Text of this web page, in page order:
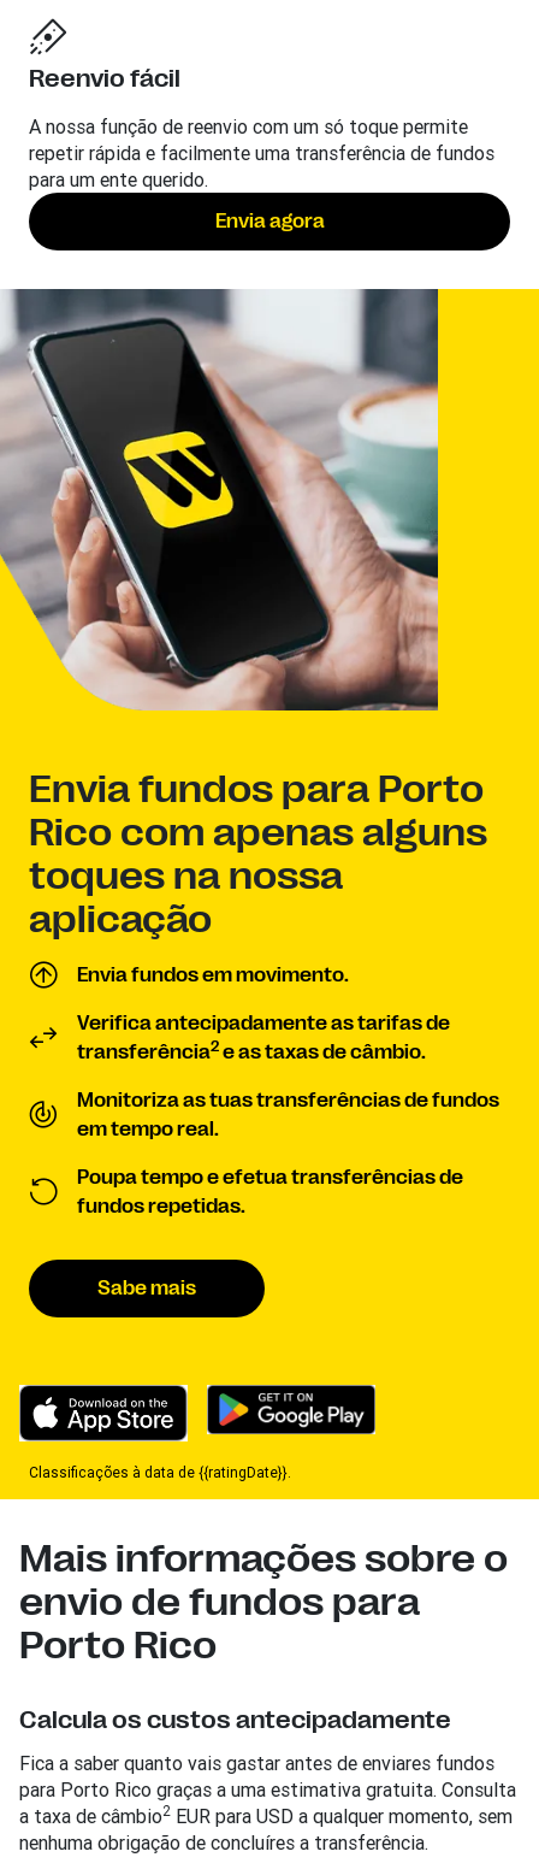
Reenvio fácil
A nossa função de reenvio com um só toque permite
repetir rápida e facilmente uma transferência de fundos
para um ente querido.
Envia agora
Envia fundos para Porto
Rico com apenas alguns
toques na nossa
aplicação
Envia fundos em movimento.
Verifica antecipadamente as tarifas de
transferência2 e as taxas de câmbio.
Monitoriza as tuas transferências de fundos
em tempo real.
Poupa tempo e efetua transferências de
fundos repetidas.
Sabe mais
Classificações à data de {{ratingDate}}.
Mais informações sobre o
envio de fundos para
Porto Rico
Calcula os custos antecipadamente
Fica a saber quanto vais gastar antes de enviares fundos
para Porto Rico graças a uma estimativa gratuita. Consulta
a taxa de câmbio2 EUR para USD a qualquer momento, sem
nenhuma obrigação de concluíres a transferência.